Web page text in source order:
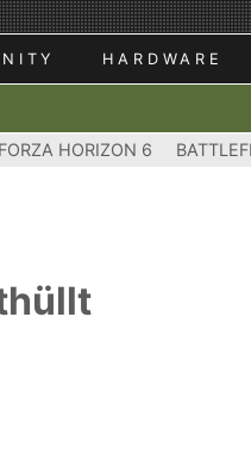
HARDWARE
FORZA HORIZON 6